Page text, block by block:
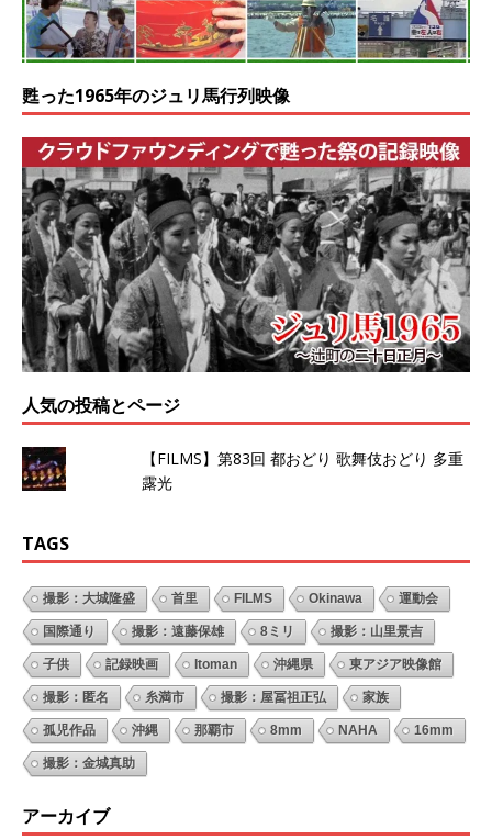
甦った1965年のジュリ馬行列映像
人気の投稿とページ
【FILMS】第83回 都おどり 歌舞伎おどり 多重
露光
TAGS
撮影：大城隆盛 首里 FILMS Okinawa 運動会
国際通り 撮影：遠藤保雄 8ミリ 撮影：山里景吉
子供 記録映画 Itoman 沖縄県 東アジア映像館
撮影：匿名 糸満市 撮影：屋冨祖正弘 家族
孤児作品 沖縄 那覇市 8mm NAHA 16mm
撮影：金城真助
アーカイブ